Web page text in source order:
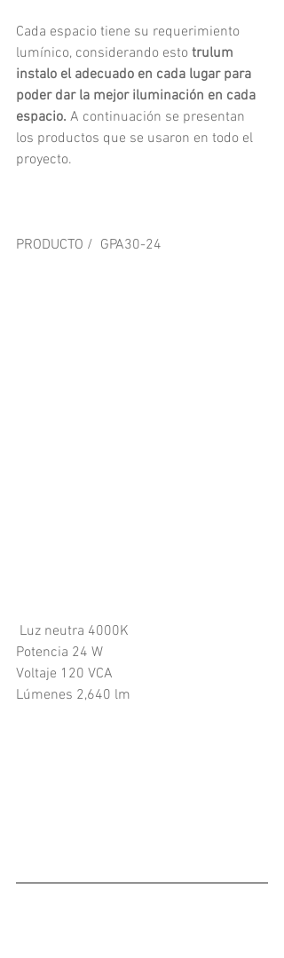
Cada espacio tiene su requerimiento
lumínico, considerando esto trulum
instalo el adecuado en cada lugar para
poder dar la mejor iluminación en cada
espacio. A continuación se presentan
los productos que se usaron en todo el
proyecto.
PRODUCTO /  GPA30-24
Luz neutra 4000K
Potencia 24 W
Voltaje 120 VCA
Lúmenes 2,640 lm